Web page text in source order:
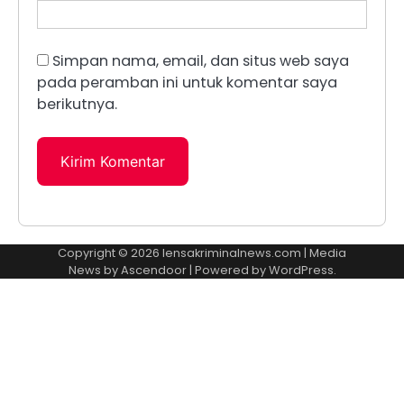
Simpan nama, email, dan situs web saya
pada peramban ini untuk komentar saya
berikutnya.
Copyright © 2026 lensakriminalnews.com | Media
News byAscendoor| Powered byWordPress.